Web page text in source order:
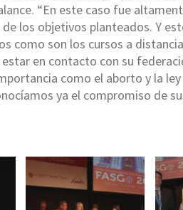
“En este caso fue
los objetivos planteados. Y
como son los cursos a
en contacto con su
como el aborto y la
ya el compromiso de